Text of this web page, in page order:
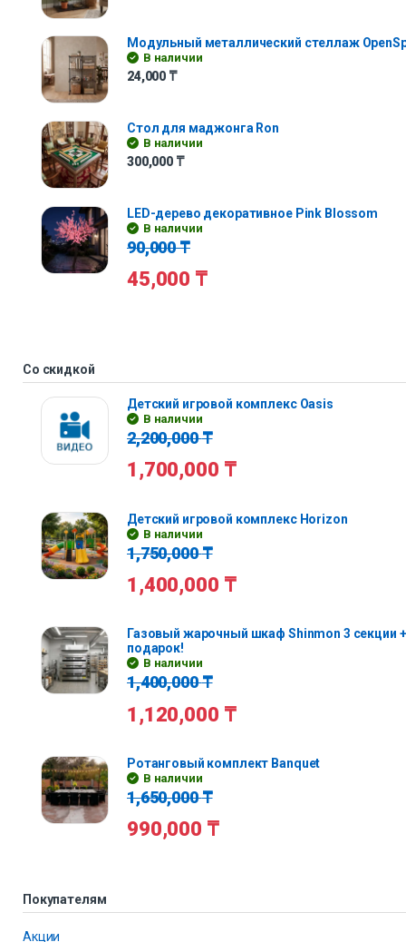
Модульный металлический стеллаж
В наличии
24,000 ₸
Стол для маджонга Ron
В наличии
300,000 ₸
LED-дерево декоративное Pink Blossom
В наличии
90,000₸
45,000 ₸
Со скидкой
Детский игровой комплекс Oasis
В наличии
2,200,000₸
1,700,000 ₸
Детский игровой комплекс Horizon
В наличии
1,750,000₸
1,400,000 ₸
Газовый жарочный шкаф Shinmon 3 секции
подарок!
В наличии
1,400,000₸
1,120,000 ₸
Ротанговый комплект Banquet
В наличии
1,650,000₸
990,000 ₸
Покупателям
Акции